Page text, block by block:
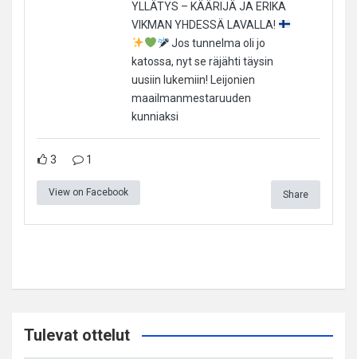
YLLÄTYS – KÄÄRIJÄ JA ERIKA
VIKMAN YHDESSÄ LAVALLA!
Jos tunnelma oli jo
katossa, nyt se räjähti täysin
uusiin lukemiin! Leijonien
maailmanmestaruuden
kunniaksi
3 1
View on Facebook Share
Tulevat ottelut